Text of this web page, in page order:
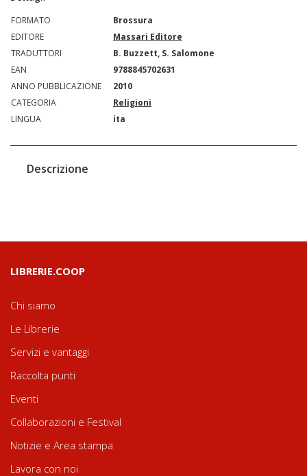
FORMATO
Brossura
EDITORE
Massari Editore
TRADUTTORI
B. Buzzett, S. Salomone
EAN
9788845702631
ANNO PUBBLICAZIONE
2010
CATEGORIA
Religioni
LINGUA
ita
Descrizione
LIBRERIE.COOP
Chi siamo
Le Librerie
Servizi e vantaggi
Raccolta punti
Eventi
Collaborazioni e Festival
Notizie e Area stampa
Lavora con noi